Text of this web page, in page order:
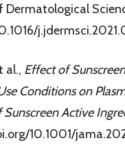
Dermatological
al., Effect of
Conditions on
Active
10.1001/